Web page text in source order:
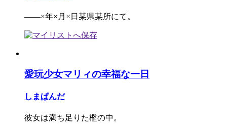
――×年×月×日某県某所にて。
愛玩少女マリィの幸福な一日
しまぱんだ
彼女は満ち足りた檻の中。